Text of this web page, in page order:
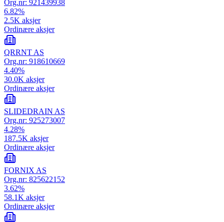
Org.nr: 921439938
6.82%
2.5K aksjer
Ordinære aksjer
QRRNT AS
Org.nr: 918610669
4.40%
30.0K aksjer
Ordinære aksjer
SLIDEDRAIN AS
Org.nr: 925273007
4.28%
187.5K aksjer
Ordinære aksjer
FORNIX AS
Org.nr: 825622152
3.62%
58.1K aksjer
Ordinære aksjer